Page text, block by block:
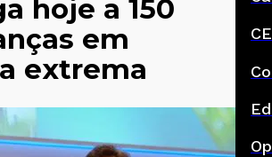
hoje a 150
em
extrema